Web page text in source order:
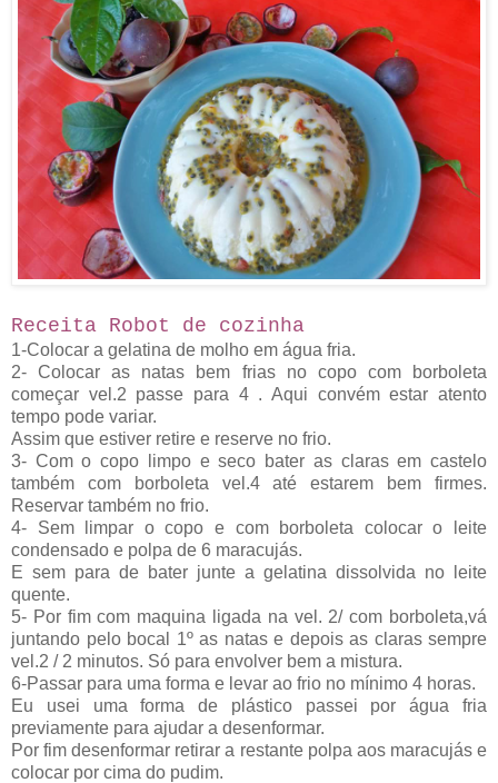
Receita Robot de cozinha
1-Colocar a gelatina de molho em água fria.
2- Colocar as natas bem frias no copo com borboleta
começar vel.2 passe para 4 . Aqui convém estar atento
tempo pode variar.
Assim que estiver retire e reserve no frio.
3- Com o copo limpo e seco bater as claras em castelo
também com borboleta vel.4 até estarem bem firmes.
Reservar também no frio.
4- Sem limpar o copo e com borboleta colocar o leite
condensado e polpa de 6 maracujás.
E sem para de bater junte a gelatina dissolvida no leite
quente.
5- Por fim com maquina ligada na vel. 2/ com borboleta,vá
juntando pelo bocal 1º as natas e depois as claras sempre
vel.2 / 2 minutos. Só para envolver bem a mistura.
6-Passar para uma forma e levar ao frio no mínimo 4 horas.
Eu usei uma forma de plástico passei por água fria
previamente para ajudar a desenformar.
Por fim desenformar retirar a restante polpa aos maracujás e
colocar por cima do pudim.